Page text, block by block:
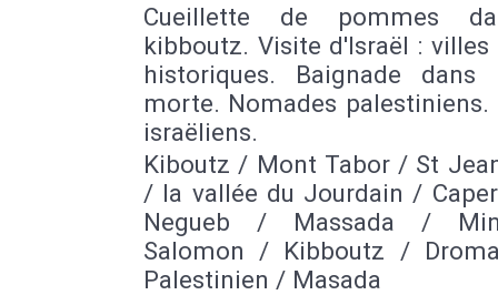
Cueillette de pommes
kibboutz. Visite d'Israël :
historiques. Baignade
morte. Nomades palestiniens.
israëliens.
Kiboutz / Mont Tabor / St
/ la vallée du Jourdain /
Negueb / Massada /
Salomon / Kibboutz /
Palestinien / Masada